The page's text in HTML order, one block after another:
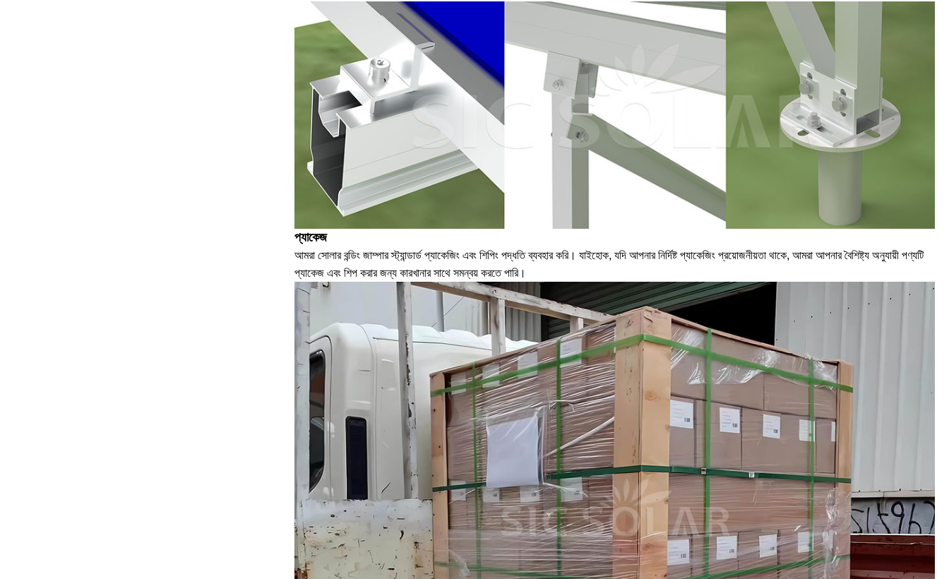
প্যাকেজ
আমরা সোলার বন্ডিং জাম্পার স্ট্যান্ডার্ড প্যাকেজিং এবং শিপিং পদ্ধতি ব্যবহার করি। যাইহোক, যদি আপনার নির্দিষ্ট প্যাকেজিং প্রয়োজনীয়তা থাকে, আমরা আপনার বৈশিষ্ট্য অনুযায়ী পণ্যটি
প্যাকেজ এবং শিপ করার জন্য কারখানার সাথে সমন্বয় করতে পারি।